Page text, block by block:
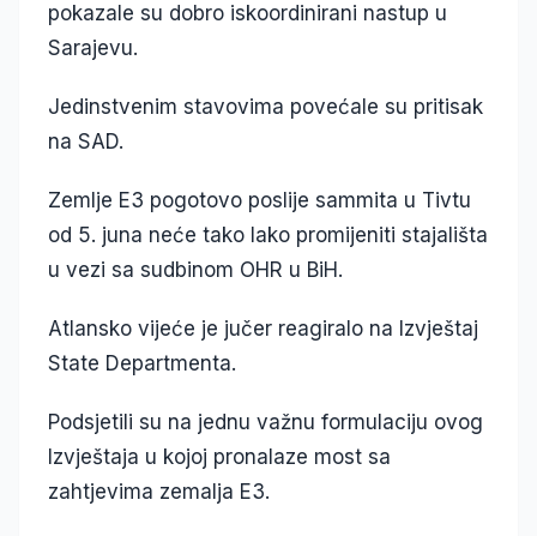
pokazale su dobro iskoordinirani nastup u
Sarajevu.
Jedinstvenim stavovima povećale su pritisak
na SAD.
Zemlje E3 pogotovo poslije sammita u Tivtu
od 5. juna neće tako lako promijeniti stajališta
u vezi sa sudbinom OHR u BiH.
Atlansko vijeće je jučer reagiralo na Izvještaj
State Departmenta.
Podsjetili su na jednu važnu formulaciju ovog
Izvještaja u kojoj pronalaze most sa
zahtjevima zemalja E3.